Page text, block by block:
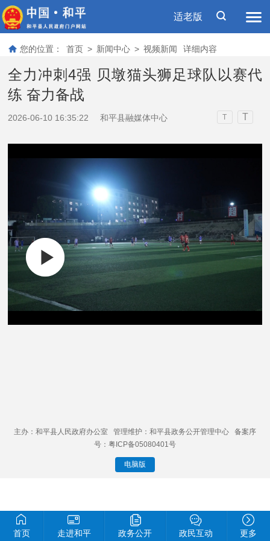
适老版
您的位置： 首页 > 新闻中心 > 视频新闻 详细内容
全力冲刺4强 贝墩猫头狮足球队以赛代
练 奋力备战
2026-06-10 16:35:22 和平县融媒体中心 T T
主办：和平县人民政府办公室 管理维护：和平县政务公开管理中心 备案序
号：粤ICP备05080401号
电脑版
首页 走进和平 政务公开 政民互动 更多